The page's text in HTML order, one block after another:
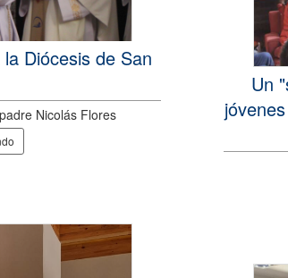
Diócesis de San
Nicolás Flores
Un